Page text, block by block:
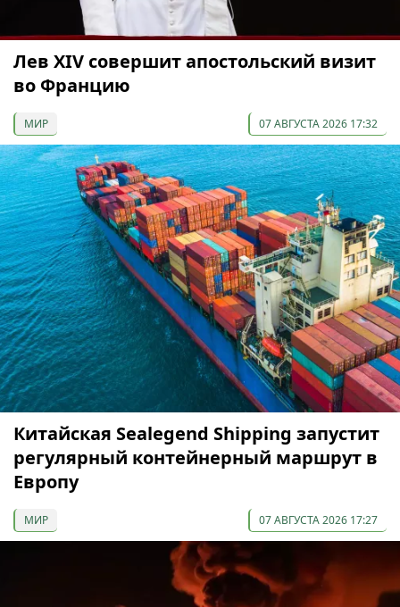
Лев XIV совершит апостольский визит
во Францию
МИР 07 АВГУСТА 2026 17:32
Китайская Sealegend Shipping запустит
регулярный контейнерный маршрут в
Европу
МИР 07 АВГУСТА 2026 17:27